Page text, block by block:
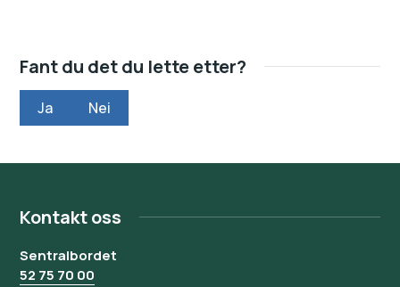
Fant du det du lette etter?
Ja Nei
Kontakt oss
Sentralbordet
52 75 70 00